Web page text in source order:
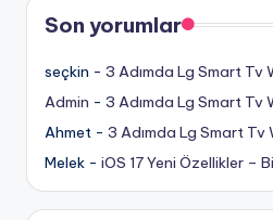
Son yorumlar
seçkin - 3 Adımda Lg Smart Tv
Admin - 3 Adımda Lg Smart Tv
Ahmet - 3 Adımda Lg Smart Tv
Melek - iOS 17 Yeni Özellikler –